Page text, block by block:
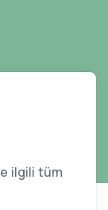
ilgili tüm